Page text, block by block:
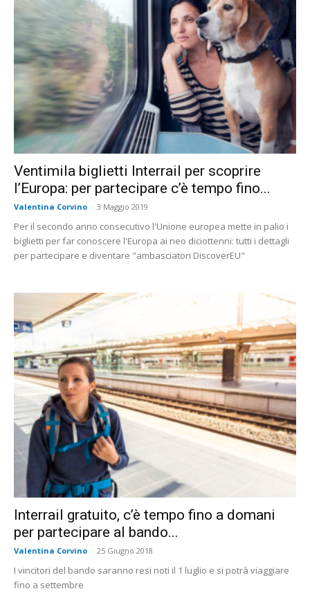
Ventimila biglietti Interrail per scoprire
l’Europa: per partecipare c’è tempo fino...
Valentina Corvino - 3 Maggio 2019
Per il secondo anno consecutivo l'Unione europea mette in palio i
biglietti per far conoscere l'Europa ai neo diciottenni: tutti i dettagli
per partecipare e diventare "ambasciatori DiscoverEU"
Interrail gratuito, c’è tempo fino a domani
per partecipare al bando...
Valentina Corvino - 25 Giugno 2018
I vincitori del bando saranno resi noti il 1 luglio e si potrà viaggiare
fino a settembre